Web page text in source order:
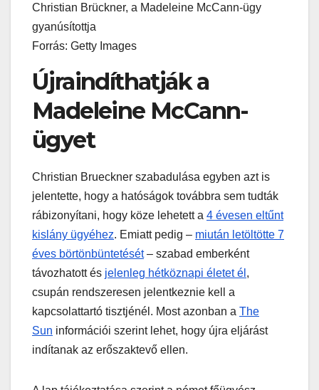
Christian Brückner, a Madeleine McCann-ügy
gyanúsítottja
Forrás: Getty Images
Újraindíthatják a
Madeleine McCann-
ügyet
Christian Brueckner szabadulása egyben azt is
jelentette, hogy a hatóságok továbbra sem tudták
rábizonyítani, hogy köze lehetett a 4 évesen eltűnt
kislány ügyéhez. Emiatt pedig – miután letöltötte 7
éves börtönbüntetését– szabad emberként
távozhatott és jelenleg hétköznapi életet él ,
csupán rendszeresen jelentkeznie kell a
kapcsolattartó tisztjénél. Most azonban a The
Sun információi szerint lehet, hogy újra eljárást
indítanak az erőszaktevő ellen.